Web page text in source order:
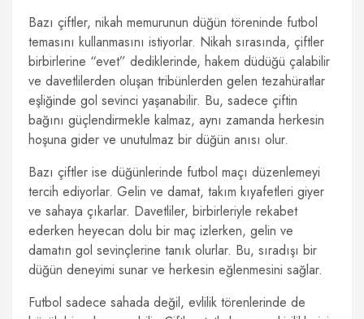
Bazı çiftler, nikah memurunun düğün töreninde futbol
temasını kullanmasını istiyorlar. Nikah sırasında, çiftler
birbirlerine “evet” dediklerinde, hakem düdüğü çalabilir
ve davetlilerden oluşan tribünlerden gelen tezahüratlar
eşliğinde gol sevinci yaşanabilir. Bu, sadece çiftin
bağını güçlendirmekle kalmaz, aynı zamanda herkesin
hoşuna gider ve unutulmaz bir düğün anısı olur.
Bazı çiftler ise düğünlerinde futbol maçı düzenlemeyi
tercih ediyorlar. Gelin ve damat, takım kıyafetleri giyer
ve sahaya çıkarlar. Davetliler, birbirleriyle rekabet
ederken heyecan dolu bir maç izlerken, gelin ve
damatın gol sevinçlerine tanık olurlar. Bu, sıradışı bir
düğün deneyimi sunar ve herkesin eğlenmesini sağlar.
Futbol sadece sahada değil, evlilik törenlerinde de